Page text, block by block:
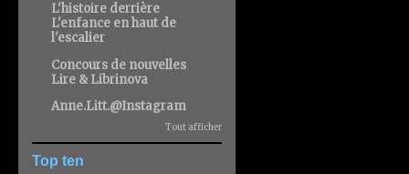
L'histoire derrière
L'enfance en haut de
l'escalier
Concours de nouvelles
Lire & Librinova
Anne.Litt.@Instagram
Tout afficher
Top ten